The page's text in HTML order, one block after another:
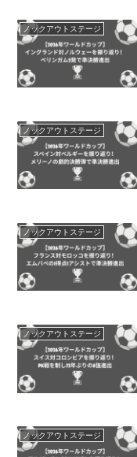
ノックアウトステージ
ノックアウトステージ
ノックアウトステージ
ノックアウトステージ
ノックアウトステージ